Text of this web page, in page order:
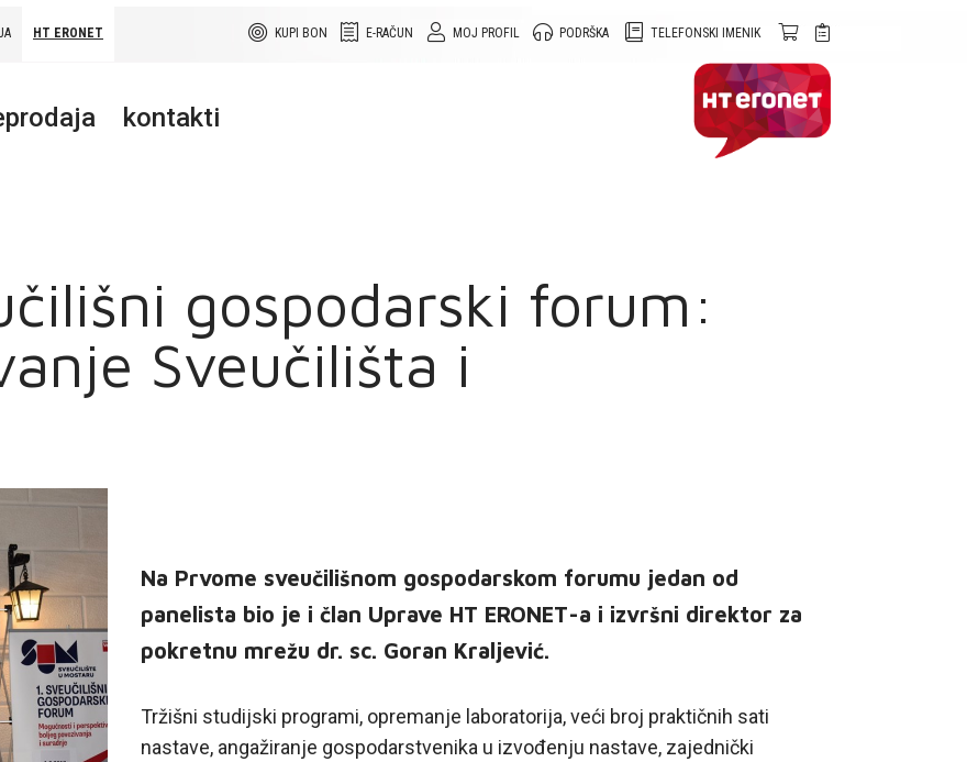
TELEFONSKI IMENIK
PODRŠKA
MOJ PROFIL
E-RAČUN
KUPI BON
HT ERONET
kontakti
gospodarski forum:
Sveučilišta i
Na Prvome sveučilišnom gospodarskom forumu jedan od
panelista bio je i član Uprave HT ERONET-a i izvršni direktor za
pokretnu mrežu dr. sc. Goran Kraljević.
Tržišni studijski programi, opremanje laboratorija, veći broj praktičnih sati
nastave, angažiranje gospodarstvenika u izvođenju nastave, zajednički